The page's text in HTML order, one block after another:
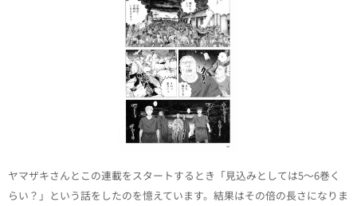
ヤマザキさんとこの連載をスタートするとき「見込みとしては5〜6巻く
らい？」という話をしたのを憶えています。結果はその倍の長さになりま